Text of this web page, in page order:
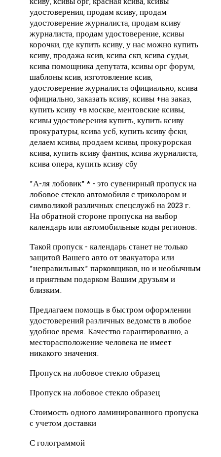
удостоверения, продам ксиву, продам
удостоверение журналиста, продам ксиву
журналиста, продам удостоверение, ксивы
корочки, где купить ксиву, у нас можно купить
ксиву, продажа ксив, ксива скп, ксива судьи,
ксива помощника депутата, ксивы орг форум,
шаблоны ксив, изготовление ксив,
удостоверение журналиста официально, ксива
официально, заказать ксиву, ксивы +на заказ,
купить ксиву +в москве, ментовские ксивы,
ксивы удостоверения купить, купить ксиву
прокуратуры, ксива усб, купить ксиву фскн,
делаем ксивы, продаем ксивы, прокурорская
ксива, купить ксиву фантик, ксива журналиста,
ксива опера, купить ксиву сбу
"А-ля лобовик" * - это сувенирный пропуск на
лобовое стекло автомобиля с триколором и
символикой различных спецслужб на 2023 г.
На обратной стороне пропуска на выбор
календарь или автомобильные коды регионов.
Такой пропуск - календарь станет не только
защитой Вашего авто от эвакуатора или
"неправильных" парковщиков, но и необычным
и приятным подарком Вашим друзьям и
близким.
Предлагаем помощь в быстром оформлении
удостоверений различных ведомств в любое
удобное время. Качество гарантированно, а
месторасположение человека не имеет
никакого значения.
Пропуск на лобовое стекло образец
Пропуск на лобовое стекло образец
Стоимость одного ламинированного пропуска
с учетом доставки
С голограммой